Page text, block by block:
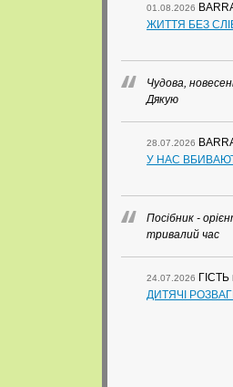
01.08.2026
ЖИТТЯ БЕЗ
Чудова,
Дякую
28.07.2026
У НАС
Посібник -
тривалий час
24.07.2026 ГІСТЬ
ДИТЯЧІ